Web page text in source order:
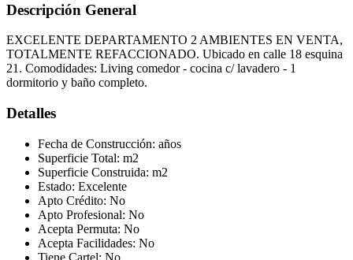
Descripción General
EXCELENTE DEPARTAMENTO 2 AMBIENTES EN VENTA,
TOTALMENTE REFACCIONADO. Ubicado en calle 18 esquina
21. Comodidades: Living comedor - cocina c/ lavadero - 1
dormitorio y baño completo.
Detalles
Fecha de Construcción: años
Superficie Total: m2
Superficie Construida: m2
Estado: Excelente
Apto Crédito: No
Apto Profesional: No
Acepta Permuta: No
Acepta Facilidades: No
Tiene Cartel: No